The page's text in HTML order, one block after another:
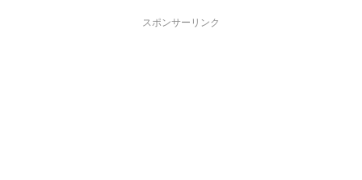
スポンサーリンク